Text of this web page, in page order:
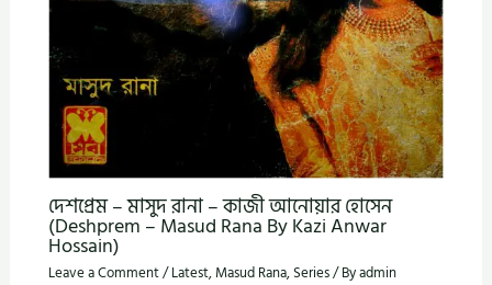
দেশপ্রেম – মাসুদ রানা – কাজী আনোয়ার হোসেন
(Deshprem – Masud Rana By Kazi Anwar
Hossain)
Leave a Comment/Latest, Masud Rana, Series/ Byadmin